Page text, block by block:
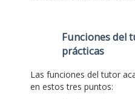
Funciones del
prácticas
Las funciones del tutor
en estos tres puntos: